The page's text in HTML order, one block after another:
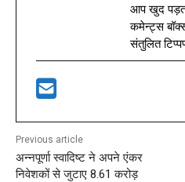
आप खुद
कमेन्ट्स
संतुलित
Previous article
अन्नपूर्णा स्वादिष्ट ने अपने एंकर
निवेशकों से जुटाए 8.61 करोड़